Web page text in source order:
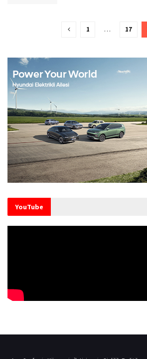
1 … 17
YouTube